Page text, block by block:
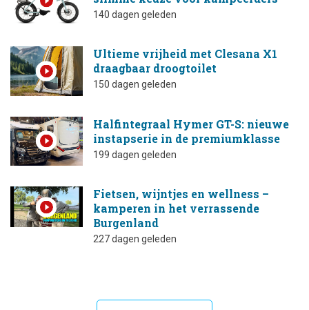
140 dagen geleden
Ultieme vrijheid met Clesana X1
draagbaar droogtoilet
150 dagen geleden
Halfintegraal Hymer GT-S: nieuwe
instapserie in de premiumklasse
199 dagen geleden
Fietsen, wijntjes en wellness –
kamperen in het verrassende
Burgenland
227 dagen geleden